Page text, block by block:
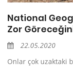
National
Zor
22.05.2020
Onlar çok uzaktaki